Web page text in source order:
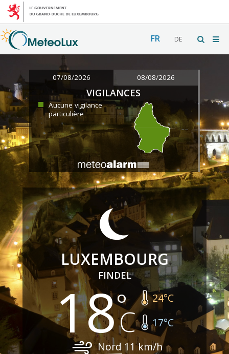
FR DE
07/08/2026 08/08/2026
VIGILANCES
Aucune vigilance
particulière
LUXEMBOURG
FINDEL
18 24°C
17°C
Nord 11km/h